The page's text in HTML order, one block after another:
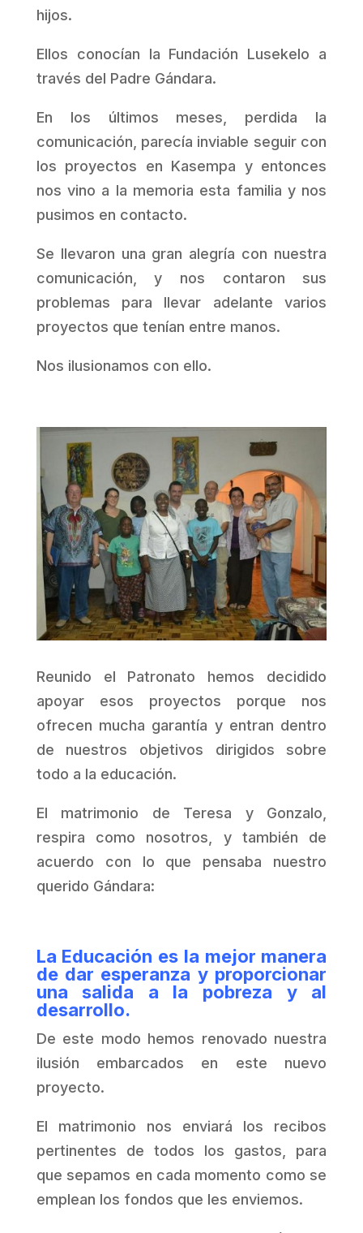
hijos.
Ellos conocían la Fundación Lusekelo a
través del Padre Gándara.
En los últimos meses, perdida la
comunicación, parecía inviable seguir con
los proyectos en Kasempa y entonces
nos vino a la memoria esta familia y nos
pusimos en contacto.
Se llevaron una gran alegría con nuestra
comunicación, y nos contaron sus
problemas para llevar adelante varios
proyectos que tenían entre manos.
Nos ilusionamos con ello.
Reunido el Patronato hemos decidido
apoyar esos proyectos porque nos
ofrecen mucha garantía y entran dentro
de nuestros objetivos dirigidos sobre
todo a la educación.
El matrimonio de Teresa y Gonzalo,
respira como nosotros, y también de
acuerdo con lo que pensaba nuestro
querido Gándara:
La Educación es la mejor manera
de dar esperanza y proporcionar
una salida a la pobreza y al
desarrollo.
De este modo hemos renovado nuestra
ilusión embarcados en este nuevo
proyecto.
El matrimonio nos enviará los recibos
pertinentes de todos los gastos, para
que sepamos en cada momento como se
emplean los fondos que les enviemos.